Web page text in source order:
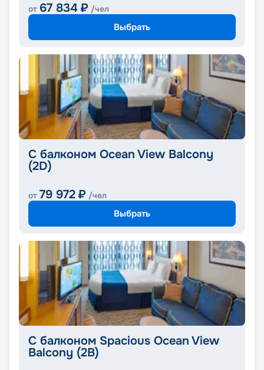
от 67 834 ₽ /чел
Выбрать
С балконом Ocean View Balcony
(2D)
от 79 972 ₽ /чел
Выбрать
С балконом Spacious Ocean View
Balcony (2B)